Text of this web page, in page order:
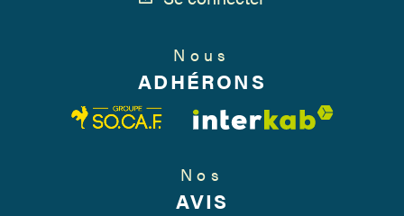
Nous
ADHÉRONS
Nos
AVIS